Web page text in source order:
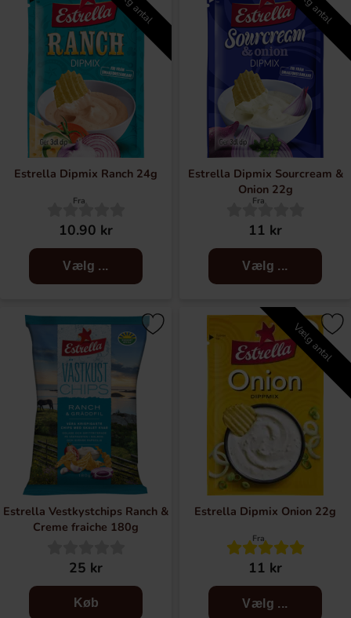
med hver dag at stille sig selv spørgsmålet: Er der noget
lækrere?
Her finder du alle favoritter fra Estrella, fra stjerner og
ostebuer til chips og linsechips. Her finder du også alle
EstrellasVestkystchips
samt masser af dipmixer. Lad
festen begynde!
Estrella Dipmix Ranch 24g
Fra
10.90 kr
Vælg ...
Estrella Dipmix Sourcream &
Onion 22g
Fra
11 kr
Vælg ...
Estrella Vestkystchips Ranch &
Creme fraiche 180g
25 kr
Køb
Vælg antal
Estrella Dipmix Onion 22g
Fra
11 kr
Vælg ...